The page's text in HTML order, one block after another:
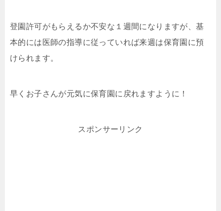
登園許可がもらえるか不安な１週間になりますが、基
本的には医師の指導に従っていれば来週は保育園に預
けられます。
早くお子さんが元気に保育園に戻れますように！
スポンサーリンク